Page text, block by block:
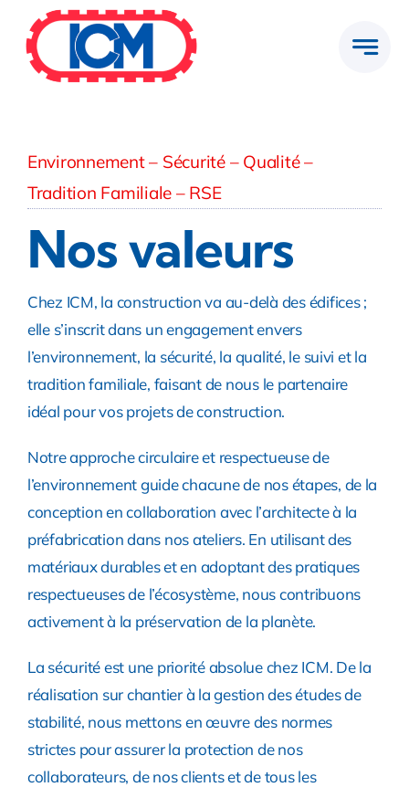
contenu
Environnement – Sécurité – Qualité –
Tradition Familiale – RSE
Nos valeurs
Chez ICM, la construction va au-delà des édifices ;
elle s’inscrit dans un engagement envers
l’environnement, la sécurité, la qualité, le suivi et la
tradition familiale, faisant de nous le partenaire
idéal pour vos projets de construction.
Notre approche circulaire et respectueuse de
l’environnement guide chacune de nos étapes, de la
conception en collaboration avec l’architecte à la
préfabrication dans nos ateliers. En utilisant des
matériaux durables et en adoptant des pratiques
respectueuses de l’écosystème, nous contribuons
activement à la préservation de la planète.
La sécurité est une priorité absolue chez ICM. De la
réalisation sur chantier à la gestion des études de
stabilité, nous mettons en œuvre des normes
strictes pour assurer la protection de nos
collaborateurs, de nos clients et de tous les